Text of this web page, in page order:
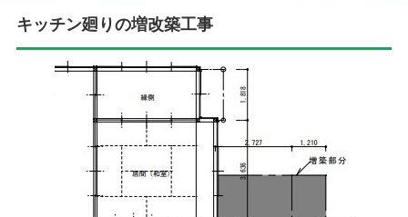
キッチン廻りの増改築工事